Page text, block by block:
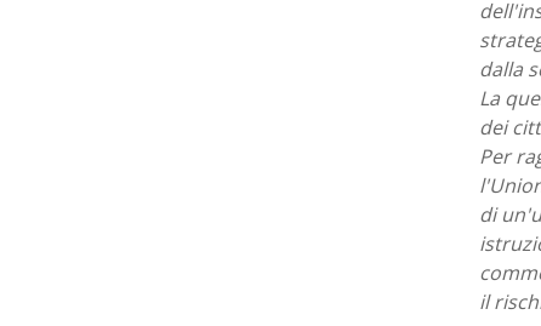
dalla
La
dei
Per
di
il